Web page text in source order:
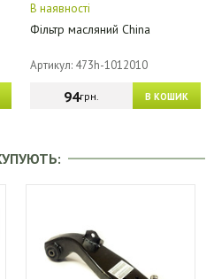
В наявності
Фільтр масляний China
Артикул: 473h-1012010
В КОШИК
94грн.